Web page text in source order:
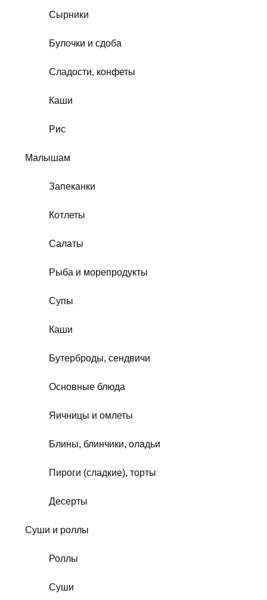
Сырники
Булочки и сдоба
Сладости, конфеты
Каши
Рис
Малышам
Запеканки
Котлеты
Салаты
Рыба и морепродукты
Супы
Каши
Бутерброды, сендвичи
Основные блюда
Яичницы и омлеты
Блины, блинчики, оладьи
Пироги (сладкие), торты
Десерты
Суши и роллы
Роллы
Суши